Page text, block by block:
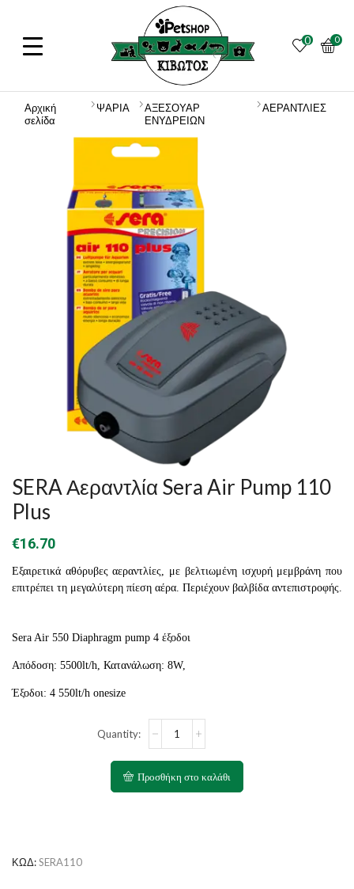
0 0
Αρχική
σελίδα
ΨΑΡΙΑ
ΑΞΕΣΟΥΑΡ
ΕΝΥΔΡΕΙΩΝ
ΑΕΡΑΝΤΛΙΕΣ
SERA Αεραντλία Sera Air Pump 110
Plus
€16.70
Εξαιρετικά αθόρυβες αεραντλίες, με βελτιωμένη ισχυρή μεμβράνη που
επιτρέπει τη μεγαλύτερη πίεση αέρα. Περιέχουν βαλβίδα αντεπιστροφής.
Sera Air 550 Diaphragm pump 4 έξοδοι
Απόδοση: 5500lt/h, Κατανάλωση: 8W,
Έξοδοι: 4 550lt/h onesize
Αεραντλία
Pump
110
Προσθήκη στο καλάθι
ΚΩΔ:SERA110